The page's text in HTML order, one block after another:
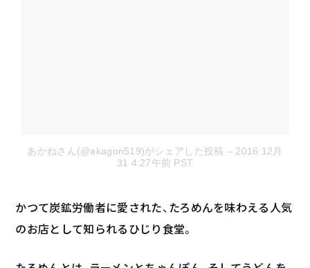
あかねさん(@akagon519)がシェアした投稿 – 2016 12月
31 4:27午前 PST
かつて炭鉱労働者に愛された、たろめんを味わえる人気
のお店として知られるひじり食堂。